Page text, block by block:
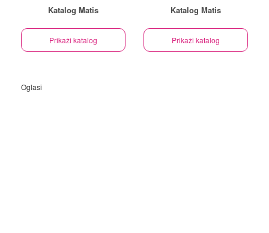
Katalog Matis
Prikaži katalog
Katalog Matis
Prikaži katalog
Oglasi